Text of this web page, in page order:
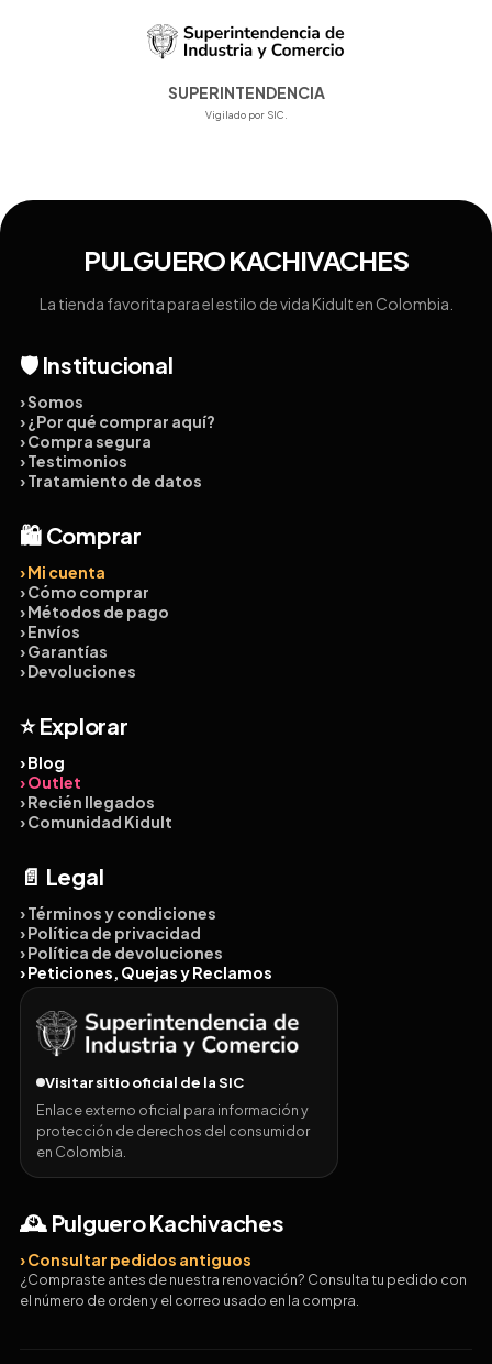
SUPERINTENDENCIA
Vigilado por SIC.
PULGUERO KACHIVACHES
La tienda favorita para el estilo de vida Kidult en Colombia.
🛡️ Institucional
› Somos
› ¿Por qué comprar aquí?
› Compra segura
› Testimonios
› Tratamiento de datos
🛍️ Comprar
› Mi cuenta
› Cómo comprar
› Métodos de pago
› Envíos
› Garantías
› Devoluciones
⭐ Explorar
› Blog
› Outlet
› Recién llegados
› Comunidad Kidult
📄 Legal
› Términos y condiciones
› Política de privacidad
› Política de devoluciones
› Peticiones, Quejas y Reclamos
Visitar sitio oficial de la SIC
Enlace externo oficial para información y
protección de derechos del consumidor
en Colombia.
🕰️ Pulguero Kachivaches
› Consultar pedidos antiguos
¿Compraste antes de nuestra renovación? Consulta tu pedido con
el número de orden y el correo usado en la compra.